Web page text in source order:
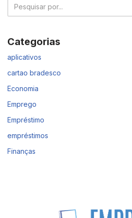
Categorias
aplicativos
cartao bradesco
Economia
Emprego
Empréstimo
empréstimos
Finanças